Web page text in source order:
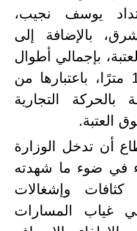
يوسف نجيب،
بالإضافة إلى
بإجمالي أطوال
تصل إلى نحو 1052 مترًا، باعتبارها من
بالحركة التجارية
العتبة.
أن تدخل الوزارة
في ضوء ما شهدته
وإشغالات
غياب المسارات